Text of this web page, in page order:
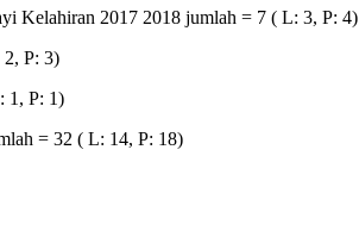
Kelahiran 2017 2018 jumlah = 7 ( L: 3, P: 4)
P: 3)
1, P: 1)
= 32 ( L: 14, P: 18)